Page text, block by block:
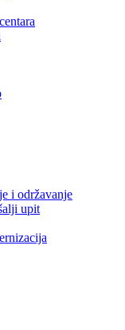
i održavanje
upit